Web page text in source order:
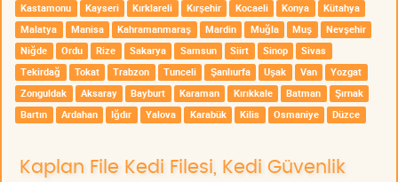
Kastamonu
Kayseri Kırklareli Kırşehir Kocaeli Konya
Kütahya
Malatya
Manisa Kahramanmaraş Mardin Muğla Muş
Nevşehir
Niğde
Ordu Rize Sakarya Samsun Siirt Sinop
Sivas
Tekirdağ
Tokat Trabzon Tunceli Şanlıurfa Uşak Van
Yozgat
Zonguldak
Aksaray Bayburt Karaman Kırıkkale Batman
Şırnak
Bartın
Ardahan Iğdır Yalova Karabük Kilis Osmaniye Düzce
Kaplan File Kedi Filesi, Kedi Güvenlik